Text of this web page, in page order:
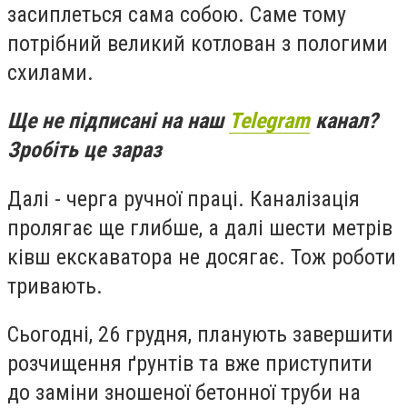
засиплеться сама собою. Саме тому
потрібний великий котлован з пологими
схилами.
Ще не підписані на наш Telegramканал?
Зробіть це зараз
Далі - черга ручної праці. Каналізація
пролягає ще глибше, а далі шести метрів
ківш екскаватора не досягає. Тож роботи
тривають.
Сьогодні, 26 грудня, планують завершити
розчищення ґрунтів та вже приступити
до заміни зношеної бетонної труби на